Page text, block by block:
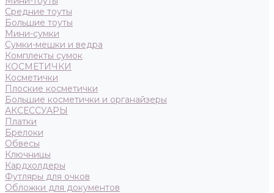
Средние тоуты
Большие тоуты
Мини-сумки
Сумки-мешки и ведра
Комплекты сумок
КОСМЕТИЧКИ
Косметички
Плоские косметички
Большие косметички и органайзеры
АКСЕССУАРЫ
Платки
Брелоки
Обвесы
Ключницы
Кардхолдеры
Футляры для очков
Обложки для документов